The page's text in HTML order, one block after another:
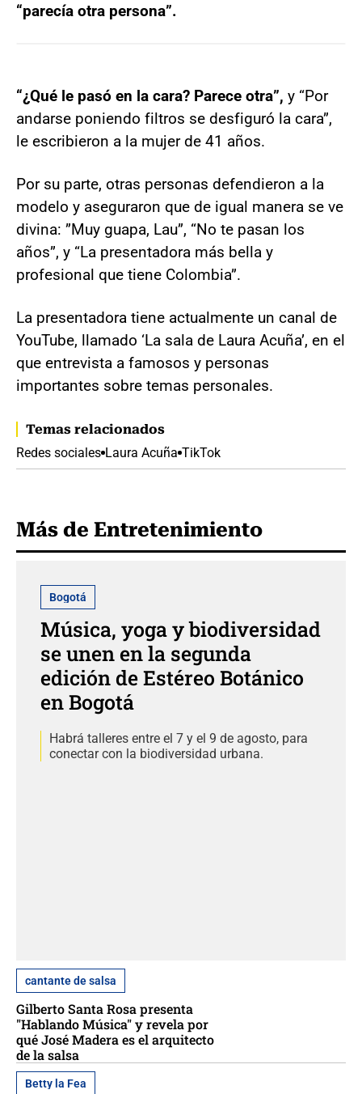
“parecía otra persona”.
“¿Qué le pasó en la cara? Parece otra”, y “Por
andarse poniendo filtros se desfiguró la cara”,
le escribieron a la mujer de 41 años.
Por su parte, otras personas defendieron a la
modelo y aseguraron que de igual manera se ve
divina: ”Muy guapa, Lau”, “No te pasan los
años”, y “La presentadora más bella y
profesional que tiene Colombia”.
La presentadora tiene actualmente un canal de
YouTube, llamado ‘La sala de Laura Acuña’, en el
que entrevista a famosos y personas
importantes sobre temas personales.
Temas relacionados
Redes sociales Laura Acuña TikTok
Más de Entretenimiento
Bogotá
Música, yoga y biodiversidad
se unen en la segunda
edición de Estéreo Botánico
en Bogotá
Habrá talleres entre el 7 y el 9 de agosto, para
conectar con la biodiversidad urbana.
cantante de salsa
Gilberto Santa Rosa presenta
"Hablando Música" y revela por
qué José Madera es el arquitecto
de la salsa
Betty la Fea